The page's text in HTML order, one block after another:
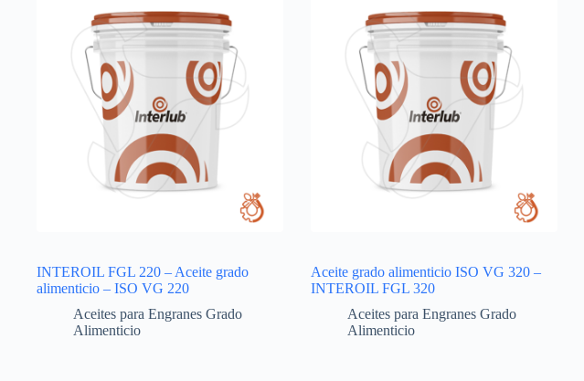
INTEROIL FGL 220 – Aceite grado
alimenticio – ISO VG 220
Aceites para Engranes Grado
Alimenticio
Aceite grado alimenticio ISO VG 320 –
INTEROIL FGL 320
Aceites para Engranes Grado
Alimenticio